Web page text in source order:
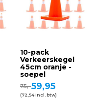
10-pack
Verkeerskegel
45cm oranje -
soepel
75,-59,95
(72,54 Incl. btw)